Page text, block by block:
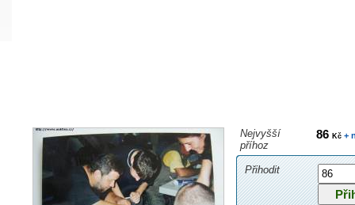
Nejvyšší
příhoz
86 Kč+
Přihodit